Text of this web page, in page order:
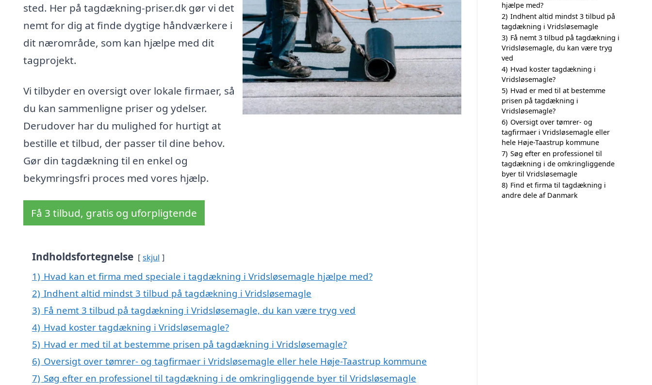
sted. Her på tagdækning-priser.dk gør vi det
nemt for dig at finde dygtige håndværkere i
dit nærområde, som kan hjælpe med dit
tagprojekt.
Vi tilbyder en oversigt over lokale firmaer, så
du kan sammenligne priser og ydelser.
Derudover har du mulighed for hurtigt at
bestille et tilbud, der passer til dine behov.
Gør din tagdækning til en enkel og
bekymringsfri proces med vores hjælp.
Få 3 tilbud, gratis og uforpligtende
Indholdsfortegnelse skjul
1) Hvad kan et firma med speciale i tagdækning i Vridsløsemagle hjælpe med?
2) Indhent altid mindst 3 tilbud på tagdækning i Vridsløsemagle
3) Få nemt 3 tilbud på tagdækning i Vridsløsemagle, du kan være tryg ved
4) Hvad koster tagdækning i Vridsløsemagle?
5) Hvad er med til at bestemme prisen på tagdækning i Vridsløsemagle?
6) Oversigt over tømrer- og tagfirmaer i Vridsløsemagle eller hele Høje-Taastrup kommune
7) Søg efter en professionel til tagdækning i de omkringliggende byer til Vridsløsemagle
hjælpe med?
2) Indhent altid mindst 3 tilbud på
tagdækning i Vridsløsemagle
3) Få nemt 3 tilbud på tagdækning i
Vridsløsemagle, du kan være tryg
ved
4) Hvad koster tagdækning i
Vridsløsemagle?
5) Hvad er med til at bestemme
prisen på tagdækning i
Vridsløsemagle?
6) Oversigt over tømrer- og
tagfirmaer i Vridsløsemagle eller
hele Høje-Taastrup kommune
7) Søg efter en professionel til
tagdækning i de omkringliggende
byer til Vridsløsemagle
8) Find et firma til tagdækning i
andre dele af Danmark